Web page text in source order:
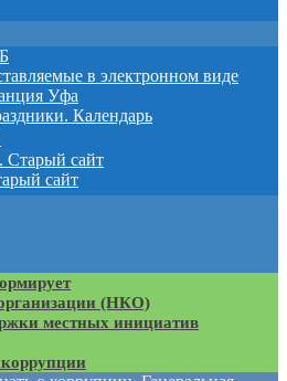
в электронном виде
Уфа
Календарь
Старый сайт
сайт
(НКО)
местных инициатив